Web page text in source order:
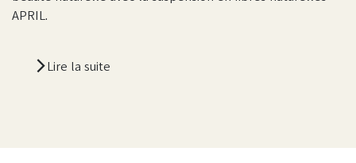
APRIL.
Lire la suite